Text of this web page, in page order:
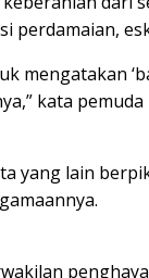
perdamaian,
mengatakan
kata
yang lain